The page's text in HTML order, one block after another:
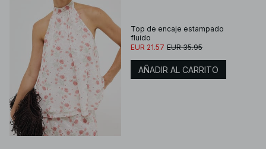
Top de encaje estampado
fluido
EUR 21.57 EUR 35.95
AÑADIR AL CARRITO